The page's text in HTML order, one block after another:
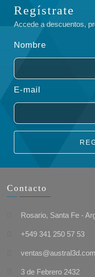
Regístrate
Accede a descuentos,
Nombre
E-mail
Contacto
Rosario, Santa Fe -
+549 341 250 57 53
3 de Febrero 2432